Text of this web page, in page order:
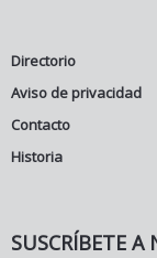
Directorio
Aviso de privacidad
Contacto
Historia
SUSCRÍBETE A